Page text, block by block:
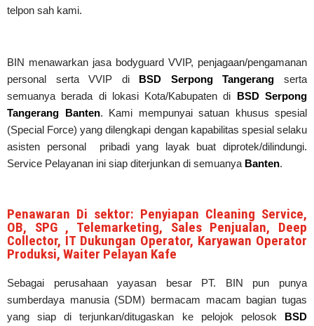
telpon sah kami.
BIN menawarkan jasa bodyguard VVIP, penjagaan/pengamanan
personal serta VVIP di BSD Serpong Tangerang serta
semuanya berada di lokasi Kota/Kabupaten di BSD Serpong
Tangerang Banten. Kami mempunyai satuan khusus spesial
(Special Force) yang dilengkapi dengan kapabilitas spesial selaku
asisten personal pribadi yang layak buat diprotek/dilindungi.
Service Pelayanan ini siap diterjunkan di semuanya Banten.
Penawaran Di sektor: Penyiapan Cleaning Service,
OB, SPG , Telemarketing, Sales Penjualan, Deep
Collector, IT Dukungan Operator, Karyawan Operator
Produksi, Waiter Pelayan Kafe
Sebagai perusahaan yayasan besar PT. BIN pun punya
sumberdaya manusia (SDM) bermacam macam bagian tugas
yang siap di terjunkan/ditugaskan ke pelojok pelosok BSD